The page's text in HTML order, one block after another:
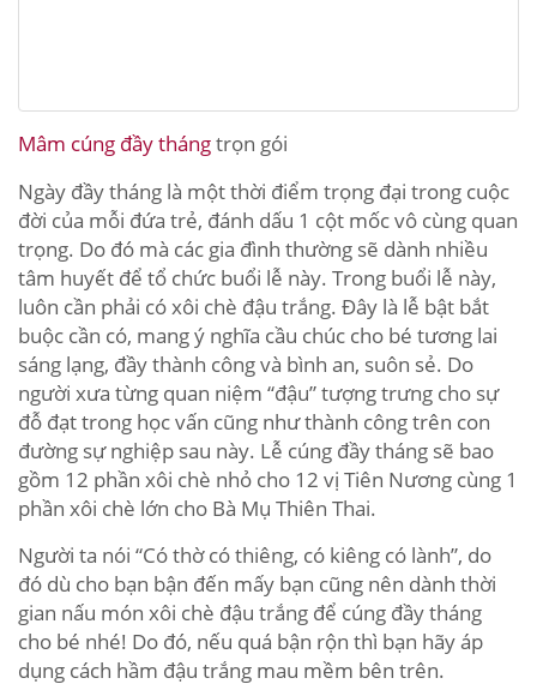
Mâm cúng đầy thángtrọn gói
Ngày đầy tháng là một thời điểm trọng đại trong cuộc
đời của mỗi đứa trẻ, đánh dấu 1 cột mốc vô cùng quan
trọng. Do đó mà các gia đình thường sẽ dành nhiều
tâm huyết để tổ chức buổi lễ này. Trong buổi lễ này,
luôn cần phải có xôi chè đậu trắng. Đây là lễ bật bắt
buộc cần có, mang ý nghĩa cầu chúc cho bé tương lai
sáng lạng, đầy thành công và bình an, suôn sẻ. Do
người xưa từng quan niệm “đậu” tượng trưng cho sự
đỗ đạt trong học vấn cũng như thành công trên con
đường sự nghiệp sau này. Lễ cúng đầy tháng sẽ bao
gồm 12 phần xôi chè nhỏ cho 12 vị Tiên Nương cùng 1
phần xôi chè lớn cho Bà Mụ Thiên Thai.
Người ta nói “Có thờ có thiêng, có kiêng có lành”, do
đó dù cho bạn bận đến mấy bạn cũng nên dành thời
gian nấu món xôi chè đậu trắng để cúng đầy tháng
cho bé nhé! Do đó, nếu quá bận rộn thì bạn hãy áp
dụng cách hầm đậu trắng mau mềm bên trên.